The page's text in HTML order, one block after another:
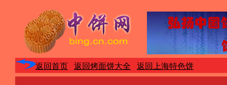
返回首页 返回烤面饼大全 返回上海特色饼